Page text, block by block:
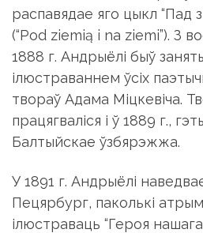
распавядае яго цыкл “Пад
(“Pod ziemią i na ziemi”). З
1888 г. Андрыёлі быў
ілюстраваннем ўсіх
твораў Адама Міцкевіча.
працягваліся і ў 1889 г.,
Балтыйскае ўзбярэжжа.
У 1891 г. Андрыёлі
Пецярбург, паколькі
ілюстраваць “Героя